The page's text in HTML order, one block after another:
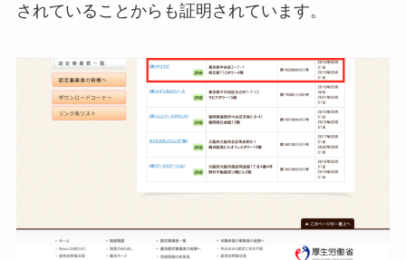
されていることからも証明されています。